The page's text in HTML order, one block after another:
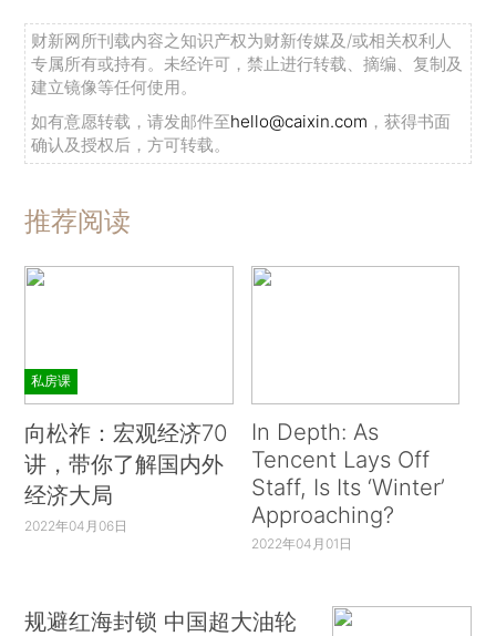
财新网所刊载内容之知识产权为财新传媒及/或相关权利人
专属所有或持有。未经许可，禁止进行转载、摘编、复制及
建立镜像等任何使用。
如有意愿转载，请发邮件至hello@caixin.com ，获得书面
确认及授权后，方可转载。
推荐阅读
私房课
向松祚：宏观经济70
讲，带你了解国内外
经济大局
2022年04月06日
In Depth: As
Tencent Lays Off
Staff, Is Its ‘Winter’
Approaching?
2022年04月01日
规避红海封锁 中国超大油轮